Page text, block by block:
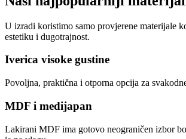
U izradi koristimo samo provjerene materijale
estetiku i dugotrajnost.
Iverica visoke gustine
Povoljna, praktična i otporna opcija za
MDF i medijapan
Lakirani MDF ima gotovo neograničen izbor